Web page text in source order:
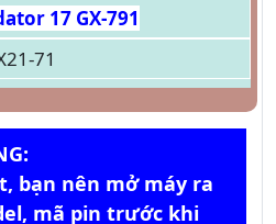
17 GX-791
71
bạn nên mở máy ra
mã pin trước khi